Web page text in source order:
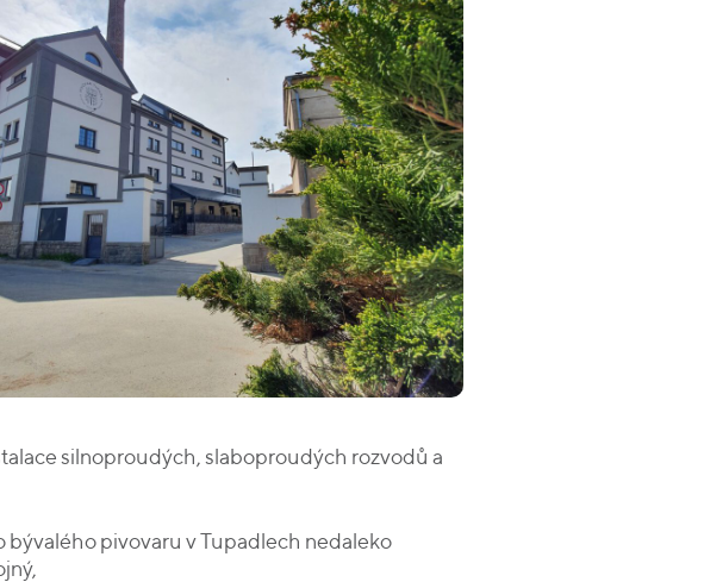
silnoproudých, slaboproudých rozvodů a
bývalého pivovaru v Tupadlech nedaleko